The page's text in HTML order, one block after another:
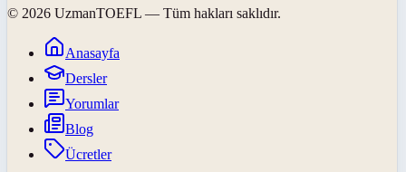
© 2026 UzmanTOEFL — Tüm hakları saklıdır.
Anasayfa
Dersler
Yorumlar
Blog
Ücretler